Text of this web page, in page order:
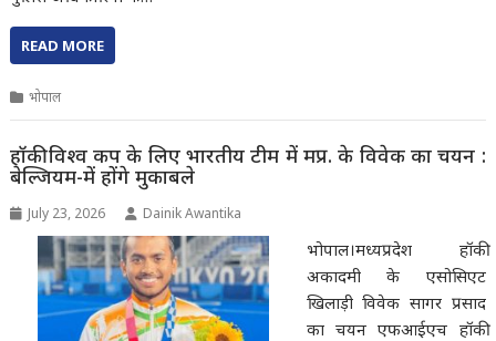
READ MORE
भोपाल
हॉकी विश्व कप के लिए भारतीय टीम में मप्र. के विवेक का चयन :
बेल्जियम-में होंगे मुकाबले
July 23, 2026 Dainik Awantika
भोपाल।मध्यप्रदेश हॉकी
अकादमी के एसोसिएट
खिलाड़ी विवेक सागर प्रसाद
का चयन एफआईएच हॉकी